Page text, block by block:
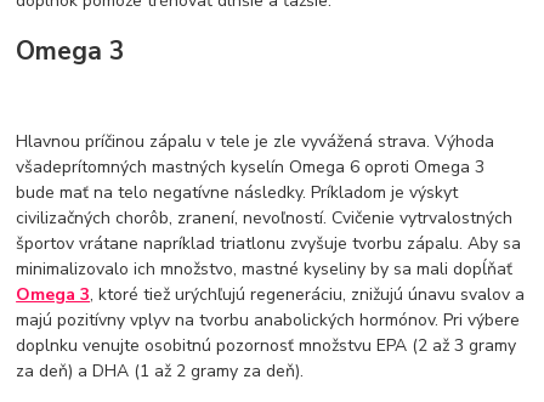
Omega 3
Hlavnou príčinou zápalu v tele je zle vyvážená strava. Výhoda
všadeprítomných mastných kyselín Omega 6 oproti Omega 3
bude mať na telo negatívne následky. Príkladom je výskyt
civilizačných chorôb, zranení, nevoľností. Cvičenie vytrvalostných
športov vrátane napríklad triatlonu zvyšuje tvorbu zápalu. Aby sa
minimalizovalo ich množstvo, mastné kyseliny by sa mali dopĺňať
Omega 3, ktoré tiež urýchľujú regeneráciu, znižujú únavu svalov a
majú pozitívny vplyv na tvorbu anabolických hormónov. Pri výbere
doplnku venujte osobitnú pozornosť množstvu EPA (2 až 3 gramy
za deň) a DHA (1 až 2 gramy za deň).